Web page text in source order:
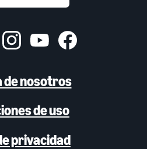
de nosotros
de uso
privacidad